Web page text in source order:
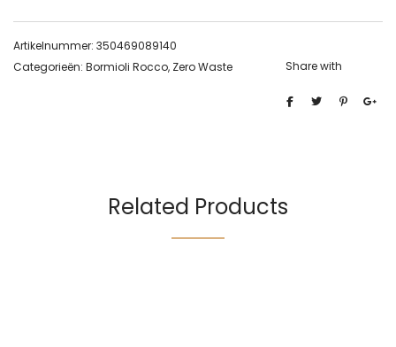
Artikelnummer: 350469089140
Categorieën: Bormioli Rocco, Zero Waste Share with
Related Products